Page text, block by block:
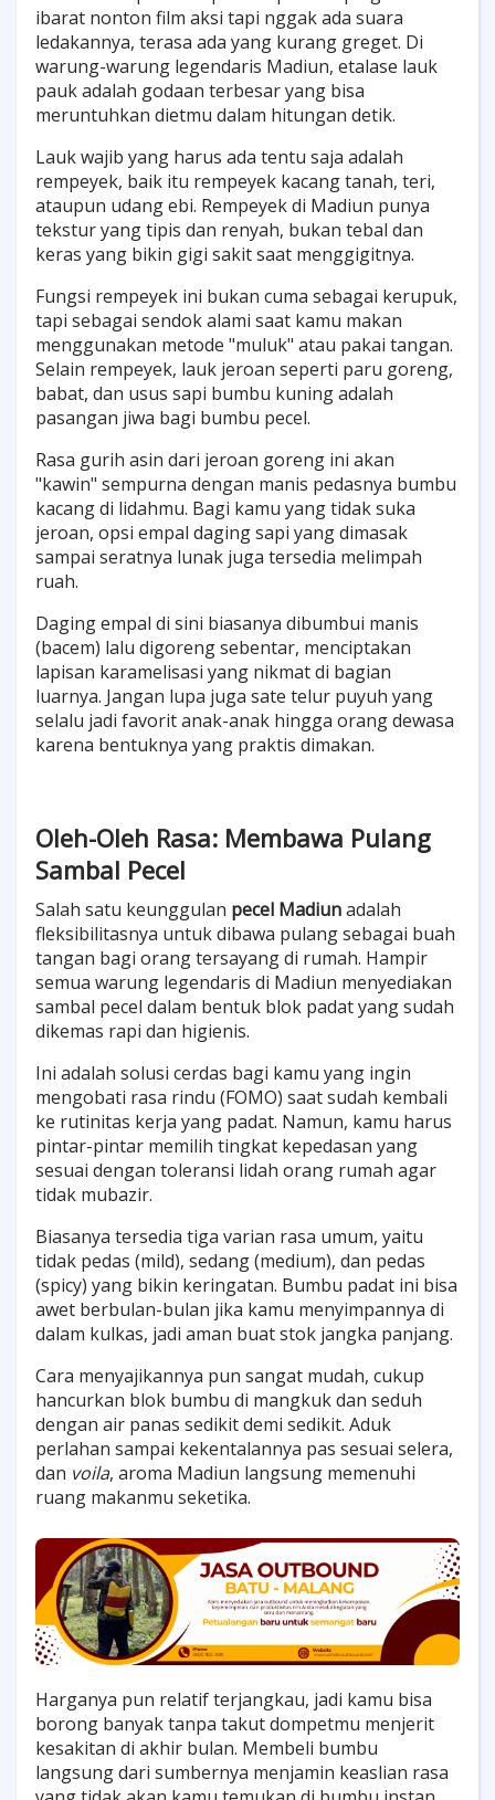
ibarat nonton film aksi tapi nggak ada suara
ledakannya, terasa ada yang kurang greget. Di
warung-warung legendaris Madiun, etalase lauk
pauk adalah godaan terbesar yang bisa
meruntuhkan dietmu dalam hitungan detik.
Lauk wajib yang harus ada tentu saja adalah
rempeyek, baik itu rempeyek kacang tanah, teri,
ataupun udang ebi. Rempeyek di Madiun punya
tekstur yang tipis dan renyah, bukan tebal dan
keras yang bikin gigi sakit saat menggigitnya.
Fungsi rempeyek ini bukan cuma sebagai kerupuk,
tapi sebagai sendok alami saat kamu makan
menggunakan metode "muluk" atau pakai tangan.
Selain rempeyek, lauk jeroan seperti paru goreng,
babat, dan usus sapi bumbu kuning adalah
pasangan jiwa bagi bumbu pecel.
Rasa gurih asin dari jeroan goreng ini akan
"kawin" sempurna dengan manis pedasnya bumbu
kacang di lidahmu. Bagi kamu yang tidak suka
jeroan, opsi empal daging sapi yang dimasak
sampai seratnya lunak juga tersedia melimpah
ruah.
Daging empal di sini biasanya dibumbui manis
(bacem) lalu digoreng sebentar, menciptakan
lapisan karamelisasi yang nikmat di bagian
luarnya. Jangan lupa juga sate telur puyuh yang
selalu jadi favorit anak-anak hingga orang dewasa
karena bentuknya yang praktis dimakan.
Oleh-Oleh Rasa: Membawa Pulang
Sambal Pecel
Salah satu keunggulan pecel Madiunadalah
fleksibilitasnya untuk dibawa pulang sebagai buah
tangan bagi orang tersayang di rumah. Hampir
semua warung legendaris di Madiun menyediakan
sambal pecel dalam bentuk blok padat yang sudah
dikemas rapi dan higienis.
Ini adalah solusi cerdas bagi kamu yang ingin
mengobati rasa rindu (FOMO) saat sudah kembali
ke rutinitas kerja yang padat. Namun, kamu harus
pintar-pintar memilih tingkat kepedasan yang
sesuai dengan toleransi lidah orang rumah agar
tidak mubazir.
Biasanya tersedia tiga varian rasa umum, yaitu
tidak pedas (mild), sedang (medium), dan pedas
(spicy) yang bikin keringatan. Bumbu padat ini bisa
awet berbulan-bulan jika kamu menyimpannya di
dalam kulkas, jadi aman buat stok jangka panjang.
Cara menyajikannya pun sangat mudah, cukup
hancurkan blok bumbu di mangkuk dan seduh
dengan air panas sedikit demi sedikit. Aduk
perlahan sampai kekentalannya pas sesuai selera,
dan voila, aroma Madiun langsung memenuhi
ruang makanmu seketika.
Harganya pun relatif terjangkau, jadi kamu bisa
borong banyak tanpa takut dompetmu menjerit
kesakitan di akhir bulan. Membeli bumbu
langsung dari sumbernya menjamin keaslian rasa